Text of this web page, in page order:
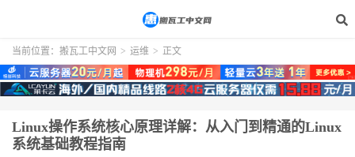
当前位置： 搬瓦工中文网 > 运维 > 正文
Linux操作系统核心原理详解：从入门到精通的Linux
系统基础教程指南